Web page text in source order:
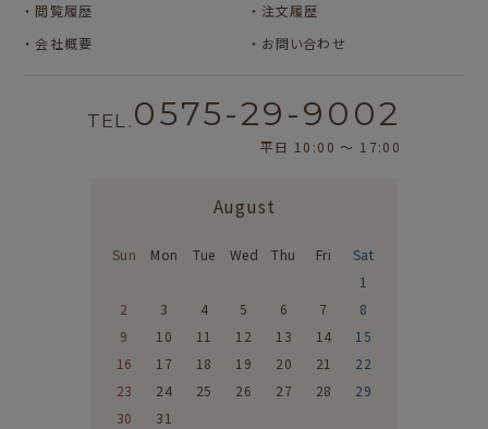
閲覧履歴
注文履歴
会社概要
お問い合わせ
TEL. 0575-29-9002
平日 10:00 〜 17:00
August
Sun Mon Tue Wed Thu Fri
Sat
1
2
3 4 5 6 7
8
9
10 11 12 13 14
15
16
17 18 19 20 21
22
23
24 25 26 27 28
29
30
31